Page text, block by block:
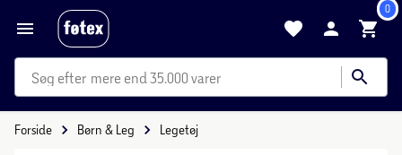
0
mere end 35.000 varer
Forside Børn & Leg Legetøj